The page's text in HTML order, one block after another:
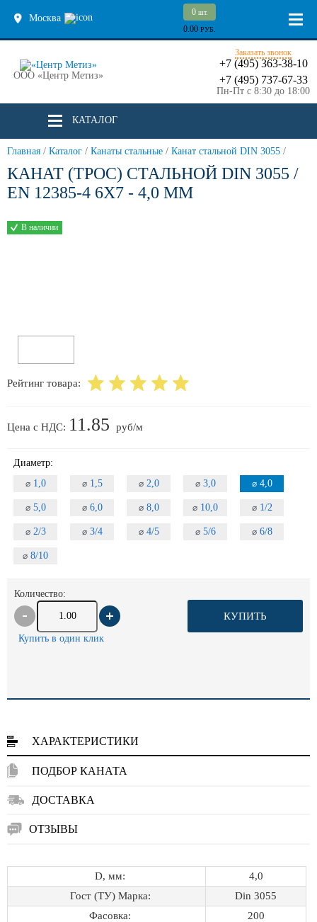
Москва
0 шт.
0.00 РУБ.
ООО «Центр Метиз»
Заказать звонок
+7 (495) 363-38-10
+7 (495) 737-67-33
Пн-Пт с 8:30 до 18:00
КАТАЛОГ
Главная / Каталог / Канаты стальные / Канат стальной DIN 3055 /
КАНАТ (ТРОС) СТАЛЬНОЙ DIN 3055 /
EN 12385-4 6X7 - 4,0 ММ
В наличии
Рейтинг товара:
Цена с НДС: 11.85 руб/м
Диаметр:
⌀1,0 ⌀1,5 ⌀2,0 ⌀3,0 ⌀4,0
⌀5,0 ⌀6,0 ⌀8,0 ⌀ 10,0 ⌀1/2
⌀2/3 ⌀3/4 ⌀4/5 ⌀5/6 ⌀6/8
⌀ 8/10
Количество:
КУПИТЬ
Купить в один клик
ХАРАКТЕРИСТИКИ
ПОДБОР КАНАТА
ДОСТАВКА
ОТЗЫВЫ
D, мм:
4,0
Гост (ТУ) Марка:
Din 3055
Фасовка:
200